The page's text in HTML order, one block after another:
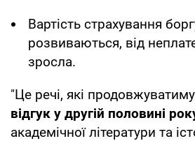
Вартість страхування
розвиваються, від
зросла.
"Це речі, які
відгук у другій половині
академічної літератури та